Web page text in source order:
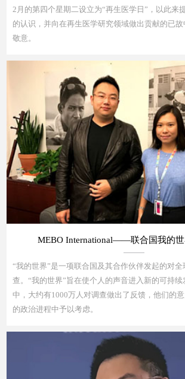
2月的第四个星期二设立为“再生医学日”，以此来
的认识，并向在再生医学研究领域做出贡献的已
敬意。
MEBO International——联合国我的世
“我的世界”是一项联合国及其合作伙伴发起的对全
查。“我的世界”旨在使个人的声音进入新的可持续
中，大约有1000万人对调查做出了反馈，他们的
的政治进程中予以考虑。